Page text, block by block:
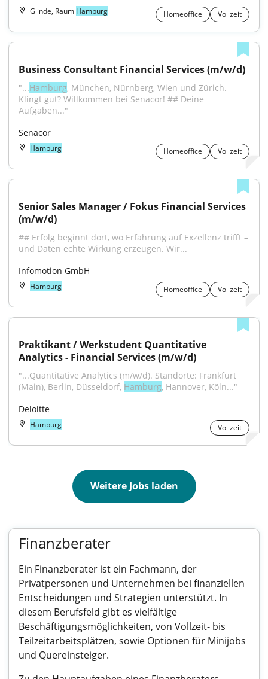
Glinde, Raum Hamburg Homeoffice Vollzeit
Business Consultant Financial Services (m/w/d)
"...Hamburg, München, Nürnberg, Wien und Zürich.
Klingt gut? Willkommen bei Senacor! ## Deine
Aufgaben..."
Senacor
Hamburg Homeoffice Vollzeit
Senior Sales Manager / Fokus Financial Services
(m/w/d)
## Erfolg beginnt dort, wo Erfahrung auf Exzellenz trifft –
und Daten echte Wirkung erzeugen. Wir...
Infomotion GmbH
Hamburg Homeoffice Vollzeit
Praktikant / Werkstudent Quantitative
Analytics - Financial Services (m/w/d)
"...Quantitative Analytics (m/w/d). Standorte: Frankfurt
(Main), Berlin, Düsseldorf, Hamburg, Hannover, Köln..."
Deloitte
Hamburg Vollzeit
Weitere Jobs laden
Finanzberater
Ein Finanzberater ist ein Fachmann, der
Privatpersonen und Unternehmen bei finanziellen
Entscheidungen und Strategien unterstützt. In
diesem Berufsfeld gibt es vielfältige
Beschäftigungsmöglichkeiten, von Vollzeit- bis
Teilzeitarbeitsplätzen, sowie Optionen für Minijobs
und Quereinsteiger.